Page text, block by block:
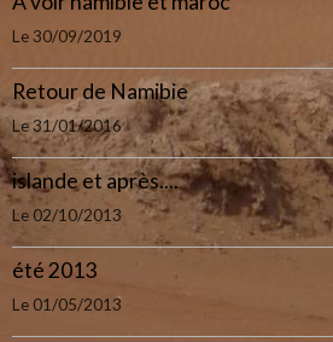
Le 30/09/2019
Retour de Namibie
Le 31/01/2016
islande et après....
Le 02/10/2013
été 2013
Le 01/05/2013